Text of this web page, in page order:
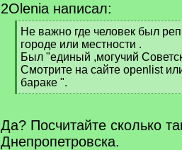
2Olenia написал:
[
q
]
Не важно где человек был
городе или местности .
Был "единый ,могучий
Смотрите на сайте openlist
бараке ".
[
q
]
Да? Посчитайте сколько
Днепропетровска.